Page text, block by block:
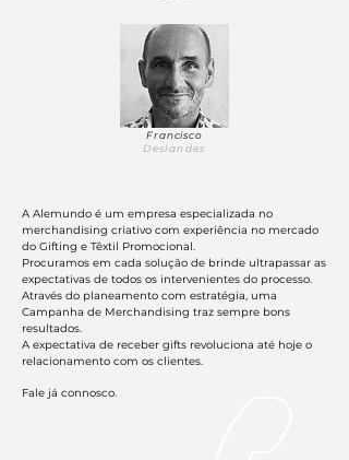
Francisco
Deslandes
A Alemundo é um empresa especializada no
merchandising criativo com experiência no mercado
do Gifting e Têxtil Promocional.
Procuramos em cada solução de brinde ultrapassar as
expectativas de todos os intervenientes do processo.
Através do planeamento com estratégia, uma
Campanha de Merchandising traz sempre bons
resultados.
A expectativa de receber gifts revoluciona até hoje o
relacionamento com os clientes.
Fale já connosco.